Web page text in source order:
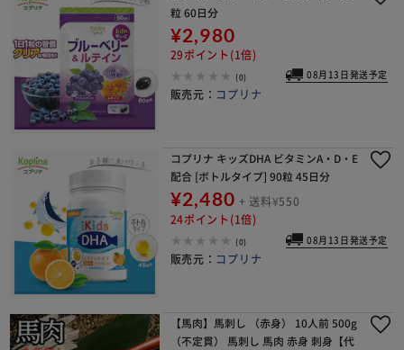
粒 60日分
¥2,980
29ポイント(1倍)
(0) 08月13日発送予定
販売元： コプリナ
コプリナ キッズDHA ビタミンA・D・E
配合 [ボトルタイプ] 90粒 45日分
¥2,480 + 送料¥550
24ポイント(1倍)
(0) 08月13日発送予定
販売元： コプリナ
【馬肉】馬刺し （赤身） 10人前 500g
（不定貫） 馬刺し 馬肉 赤身 刺身【代